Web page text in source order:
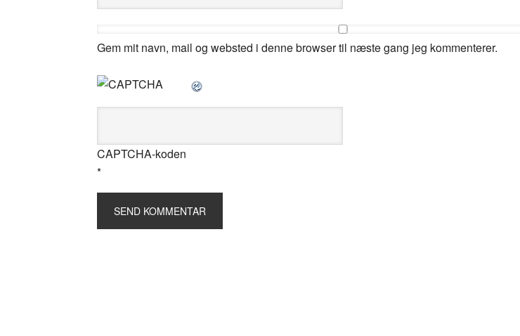
Gem mit navn, mail og websted i denne browser til næste gang jeg kommenterer.
CAPTCHA-koden
*